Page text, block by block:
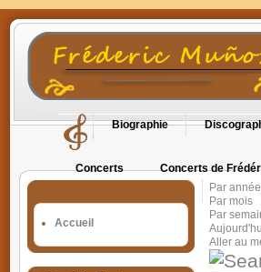
Biographie
Concerts
Concerts de
Accueil
Par année
Par mois
Par
Aller au